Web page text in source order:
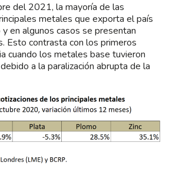
del 2021, la mayoría de las
metales que exporta el país
en algunos casos se presentan
Esto contrasta con los primeros
cuando los metales base tuvieron
a la paralización abrupta de la